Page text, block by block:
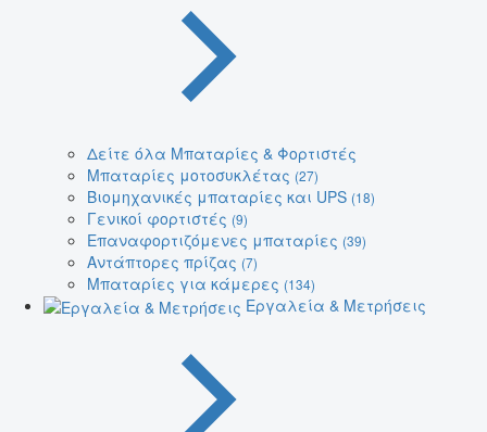
Δείτε όλα Μπαταρίες & Φορτιστές
Μπαταρίες μοτοσυκλέτας (27)
Βιομηχανικές μπαταρίες και UPS (18)
Γενικοί φορτιστές (9)
Επαναφορτιζόμενες μπαταρίες (39)
Αντάπτορες πρίζας (7)
Μπαταρίες για κάμερες (134)
Εργαλεία & Μετρήσεις